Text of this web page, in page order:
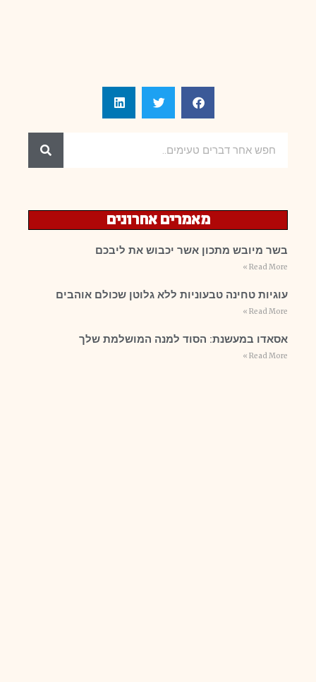
מאמרים אחרונים
בשר מיובש מתכון אשר יכבוש את ליבכם
Read More »
עוגיות טחינה טבעוניות ללא גלוטן שכולם אוהבים
Read More »
אסאדו במעשנת: הסוד למנה המושלמת שלך
Read More »